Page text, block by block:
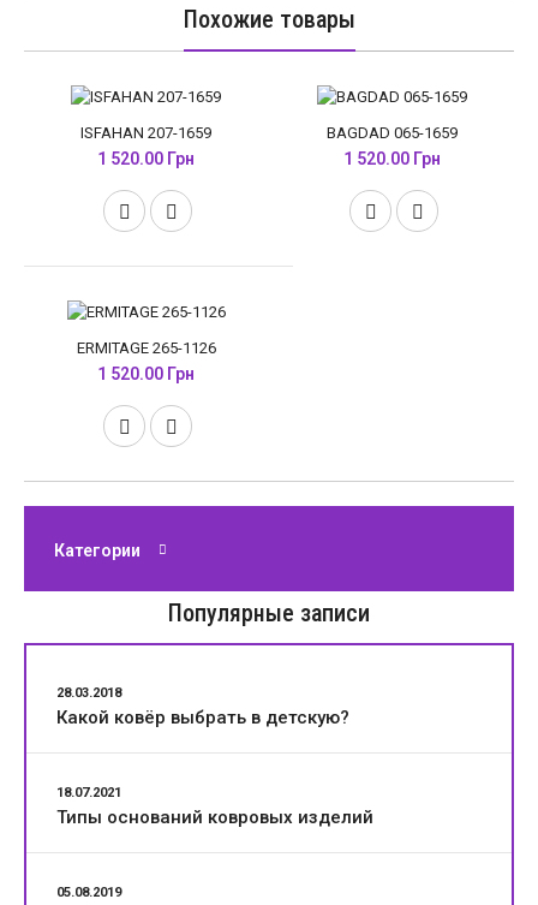
Похожие товары
ISFAHAN 207-1659
1 520.00 Грн
BAGDAD 065-1659
1 520.00 Грн
ERMITAGE 265-1126
1 520.00 Грн
Категории
Популярные записи
28.03.2018
Какой ковёр выбрать в детскую?
18.07.2021
Типы оснований ковровых изделий
05.08.2019